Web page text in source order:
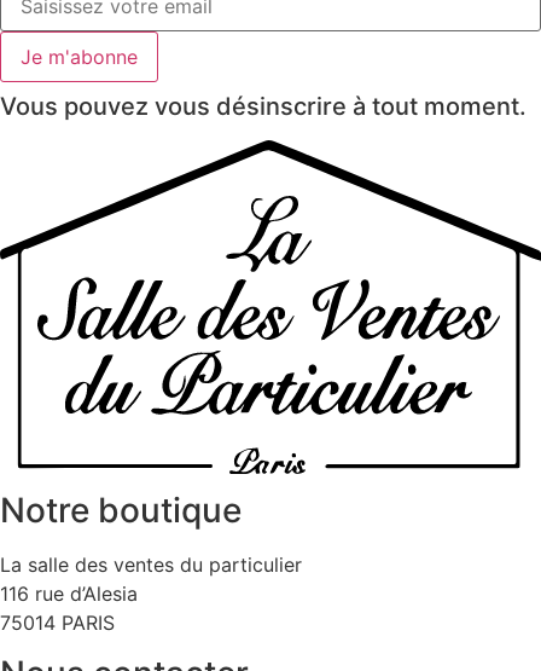
Je m'abonne
Vous pouvez vous désinscrire à tout moment.
Notre boutique
La salle des ventes du particulier
116 rue d’Alesia
75014 PARIS